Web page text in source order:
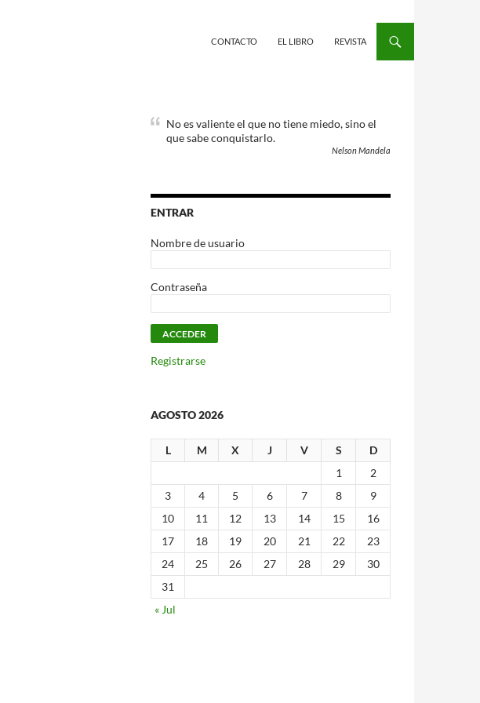
CONTACTO EL LIBRO REVISTA
No es valiente el que no tiene miedo, sino el
que sabe conquistarlo.
Nelson Mandela
ENTRAR
Nombre de usuario
Contraseña
Registrarse
AGOSTO 2026
L M X J V S
D
1
2
3
4 5 6 7 8
9
10
11 12 13 14 15
16
17
18 19 20 21 22
23
24
25 26 27 28 29
30
31
« Jul